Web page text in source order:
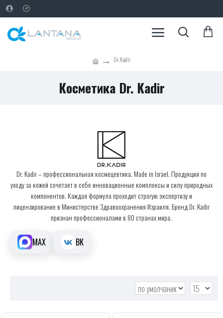
Dr.Kadir
Косметика Dr. Kadir
Dr. Kadir – профессиональная космецевтика. Made in Israel. Продукция по
уходу за кожей сочетает в себе инновационные комплексы и силу природных
компонентов. Каждая формула проходит строгую экспертизу и
лицензирование в Министерстве Здравоохранения Израиля. Бренд Dr. Kadir
признан профессионалами в 80 странах мира.
MAX ВК